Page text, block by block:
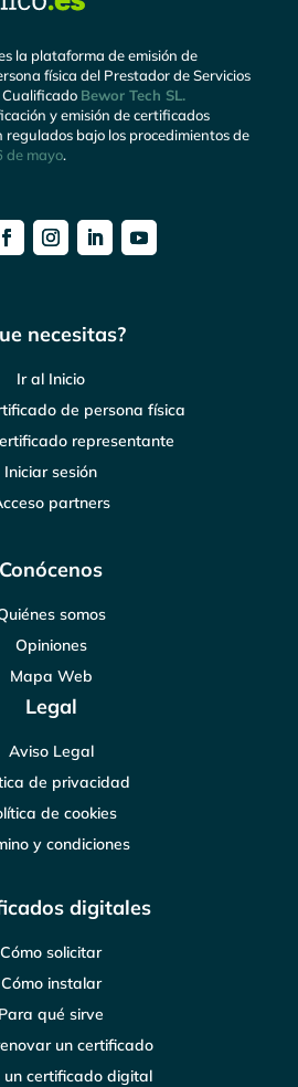
la plataforma de emisión de
física del Prestador de Servicios
Cualificado Bewor Tech SL.
y emisión de certificados
bajo los procedimientos de
de mayo.
necesitas?
Ir al Inicio
de persona física
representante
Iniciar sesión
partners
Conócenos
somos
Opiniones
Mapa Web
Legal
Aviso Legal
de privacidad
de cookies
y condiciones
digitales
Cómo solicitar
Cómo instalar
Para qué sirve
un certificado
un certificado digital